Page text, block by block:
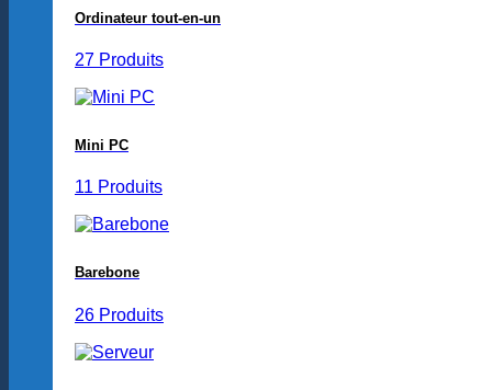
Ordinateur tout-en-un
27 Produits
Mini PC
11 Produits
Barebone
26 Produits